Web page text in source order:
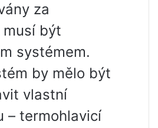
za
být
systémem.
by mělo být
vlastní
– termohlavicí